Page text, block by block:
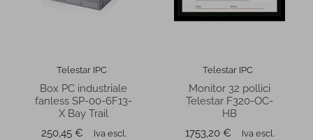
Telestar IPC
Box PC industriale
fanless SP-00-6F13-
X Bay Trail
Prezzo
250,45 € Iva escl.
Telestar IPC
Monitor 32 pollici
Telestar F320-OC-
HB
Prezzo
1753,20 € Iva escl.